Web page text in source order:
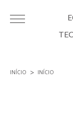
INÍCIO INÍCIO